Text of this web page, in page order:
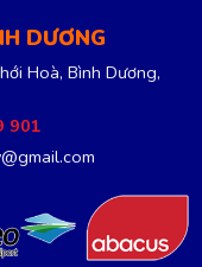
DƯƠNG
Hoà, Bình Dương,
901